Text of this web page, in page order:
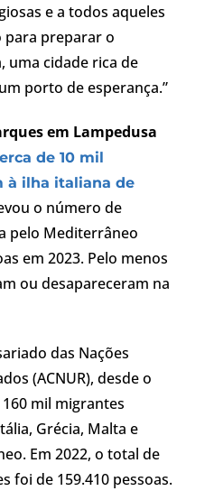
e a todos aqueles
para preparar o
uma cidade rica de
porto de esperança.”
em Lampedusa
de 10 mil
à ilha italiana de
o número de
pelo Mediterrâneo
em 2023. Pelo menos
ou desapareceram na
das Nações
(ACNUR), desde o
mil migrantes
Grécia, Malta e
Em 2022, o total de
foi de 159.410 pessoas.